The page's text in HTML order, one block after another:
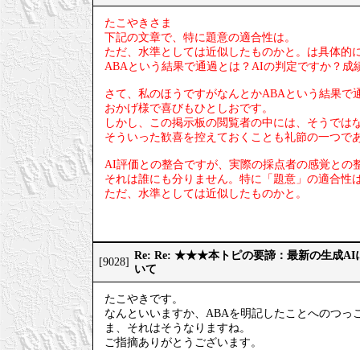
たこやきさま
下記の文章で、特に題意の適合性は。
ただ、水準としては近似したものかと。は具体的
ABAという結果で通過とは？AIの判定ですか？成
さて、私のほうですがなんとかABAという結果で
おかげ様で喜びもひとしおです。
しかし、この掲示板の閲覧者の中には、そうでは
そういった歓喜を控えておくことも礼節の一つで
AI評価との整合ですが、実際の採点者の感覚との
それは誰にも分りません。特に「題意」の適合性
ただ、水準としては近似したものかと。
[9028]
Re: Re: ★★★本トピの要諦：最新の生成AI
いて
たこやきです。
なんといいますか、ABAを明記したことへのつっ
ま、それはそうなりますね。
ご指摘ありがとうございます。